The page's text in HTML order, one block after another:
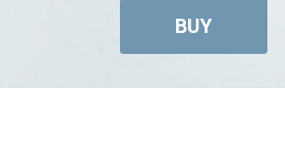
BUY